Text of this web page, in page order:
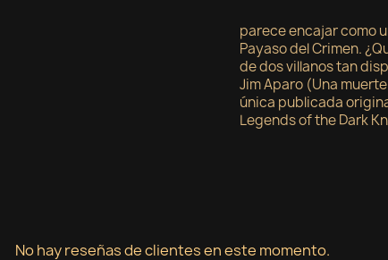
parece encajar como
Payaso del Crimen.
de dos villanos tan
Jim Aparo (Una
única publicada
Legends of the Dark
No hay reseñas de clientes en este momento.